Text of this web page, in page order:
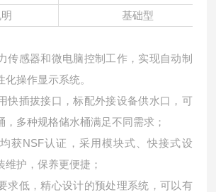
基础型
传感器和微电脑控制工作，实现自动制
化操作显示系统。
快插拔接口，标配外接设备供水口，可
，多种规格储水桶满足不同需求；
获NSF认证，采用模块式、快接式设
维护，保养更便捷；
求低，精心设计的预处理系统，可以有